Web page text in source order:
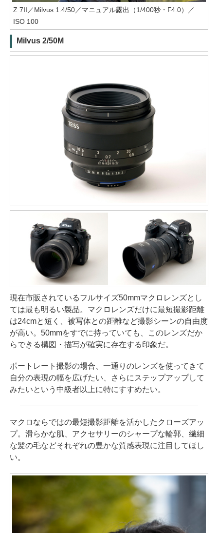
Z 7II／Milvus 1.4/50／マニュアル露出（1/400秒・F4.0）／
ISO 100
Milvus 2/50M
現在市販されているフルサイズ50mmマクロレンズとし
ては最も明るい製品。マクロレンズだけに最短撮影距離
は24cmと短く、被写体との距離など撮影シーンの自由度
が高い。50mmをすでに持っていても、このレンズだか
らできる構図・描写が確実に存在する印象だ。
ポートレート撮影の場合、一通りのレンズを使ってきて
自分の表現の幅を広げたい、さらにステップアップして
みたいという中級者以上に特にすすめたい。
マクロならではの最短撮影距離を活かしたクローズアッ
プ。滑らかな肌、アクセサリーのシャープな輪郭、繊細
な髪の毛などそれぞれの豊かな質感表現に注目してほし
い。